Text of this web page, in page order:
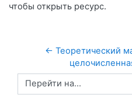
чтобы открыть ресурс.
← Теоретический
Перейти на...